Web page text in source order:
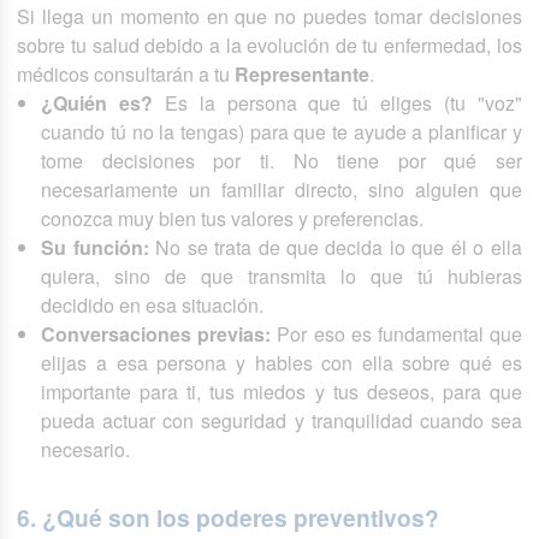
Si llega un momento en que no puedes tomar decisiones
sobre tu salud debido a la evolución de tu enfermedad, los
médicos consultarán a tu Representante.
¿Quién es? Es la persona que tú eliges (tu "voz"
cuando tú no la tengas) para que te ayude a planificar y
tome decisiones por ti. No tiene por qué ser
necesariamente un familiar directo, sino alguien que
conozca muy bien tus valores y preferencias.
Su función: No se trata de que decida lo que él o ella
quiera, sino de que transmita lo que tú hubieras
decidido en esa situación.
Conversaciones previas: Por eso es fundamental que
elijas a esa persona y hables con ella sobre qué es
importante para ti, tus miedos y tus deseos, para que
pueda actuar con seguridad y tranquilidad cuando sea
necesario.
6. ¿Qué son los poderes preventivos?